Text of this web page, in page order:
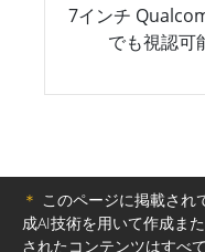
7インチ
でも視認可
＊ このページに掲載され
成AI技術を用いて作成ま
されたコンテンツはすべ